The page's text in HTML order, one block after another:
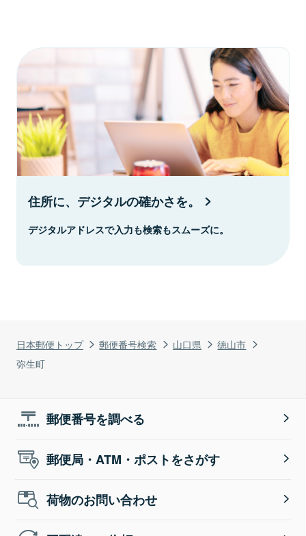
日本郵便トップ 郵便番号検索 山口県
徳山市
弥生町
住所に、デジタルの確かさを。
デジタルアドレスで入力も検索もスムーズに。
郵便番号を調べる
郵便局・ATM・ポストをさがす
荷物のお問い合わせ